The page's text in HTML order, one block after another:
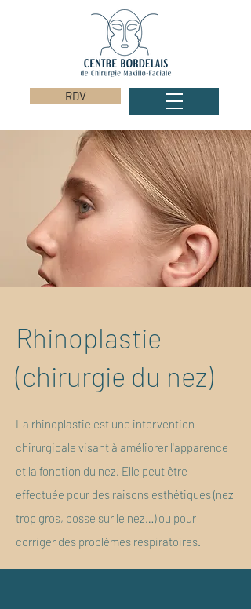
RDV
Rhinoplastie
(chirurgie du nez)
La rhinoplastie est une intervention
chirurgicale visant à améliorer l'apparence
et la fonction du nez. Elle peut être
effectuée pour des raisons esthétiques (nez
trop gros, bosse sur le nez…) ou pour
corriger des problèmes respiratoires.